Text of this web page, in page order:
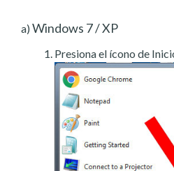
a) Windows 7 / XP
Presiona el ícono de